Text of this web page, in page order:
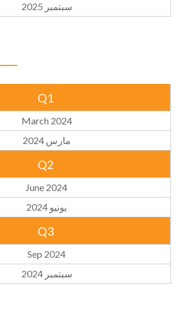
سبتمبر 2025
Q1
March 2024
مارس 2024
Q2
June 2024
يونيو 2024
Q3
Sep 2024
سبتمبر 2024